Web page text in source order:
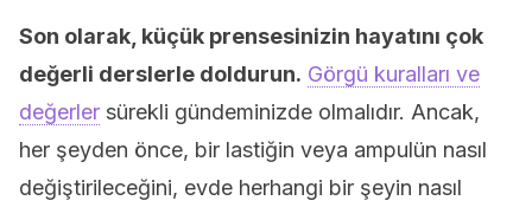
Son olarak, küçük prensesinizin hayatını çok
değerli derslerle doldurun. Görgü kuralları ve
değerler sürekli gündeminizde olmalıdır. Ancak,
her şeyden önce, bir lastiğin veya ampulün nasıl
değiştirileceğini, evde herhangi bir şeyin nasıl